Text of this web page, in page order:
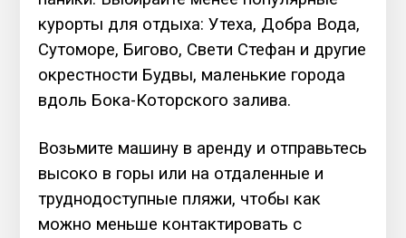
курорты для отдыха: Утеха, Добра Вода,
Сутоморе, Бигово, Свети Стефан и другие
окрестности Будвы, маленькие города
вдоль Бока-Которского залива.
Возьмите машину в аренду и отправьтесь
высоко в горы или на отдаленные и
труднодоступные пляжи, чтобы как
можно меньше контактировать с